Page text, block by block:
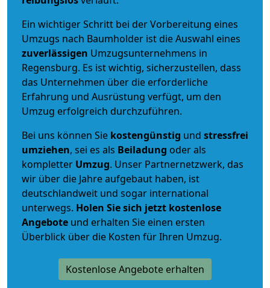
Ein wichtiger Schritt bei der Vorbereitung eines
Umzugs nach Baumholder ist die Auswahl eines
zuverlässigen Umzugsunternehmens in
Regensburg. Es ist wichtig, sicherzustellen, dass
das Unternehmen über die erforderliche
Erfahrung und Ausrüstung verfügt, um den
Umzug erfolgreich durchzuführen.
Bei uns können Sie kostengünstig und stressfrei
umziehen, sei es als Beiladung oder als
kompletter Umzug. Unser Partnernetzwerk, das
wir über die Jahre aufgebaut haben, ist
deutschlandweit und sogar international
unterwegs. Holen Sie sich jetzt kostenlose
Angebote und erhalten Sie einen ersten
Überblick über die Kosten für Ihren Umzug.
Kostenlose Angebote erhalten